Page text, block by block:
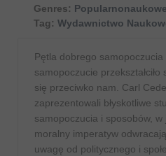
Genres: Popularnonaukowe
Tag: Wydawnictwo
Pętla dobrego
samopoczucie
się przeciwko nam. Carl
zaprezentowali błyskotliwe
samopoczucia i sposobów,
moralny imperatyw
uwagę od politycznego i